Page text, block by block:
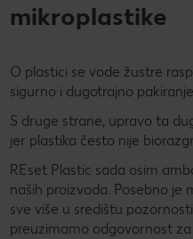
mikroplastike
O plastici se vode žustre
sigurno i dugotrajno
S druge strane, upravo ta
jer plastika često nije
REset Plastic sada osim
naših proizvoda. Posebno je
sve više u središtu
preuzimamo odgovornost